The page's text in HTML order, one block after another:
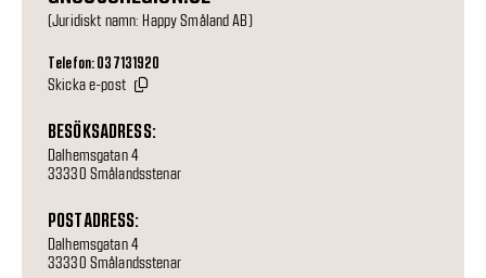
(Juridiskt namn: Happy Småland AB)
Telefon: 037131920
Skicka e-post
BESÖKSADRESS:
Dalhemsgatan 4
33330 Smålandsstenar
POSTADRESS:
Dalhemsgatan 4
33330 Smålandsstenar